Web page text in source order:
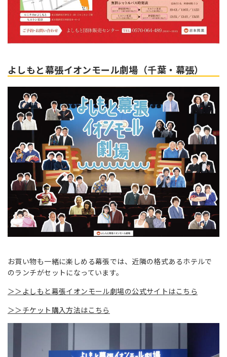
よしもと幕張イオンモール劇場（千葉・幕張）
お買い物も一緒に楽しめる幕張では、近隣の格式あるホテルで
のランチがセットになっています。
＞＞よしもと幕張イオンモール劇場の公式サイトはこちら
＞＞チケット購入方法はこちら